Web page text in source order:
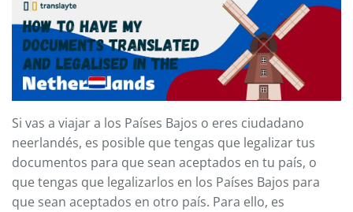
Si vas a viajar a los Países Bajos o eres ciudadano
neerlandés, es posible que tengas que legalizar tus
documentos para que sean aceptados en tu país, o
que tengas que legalizarlos en los Países Bajos para
que sean aceptados en otro país. Para ello, es